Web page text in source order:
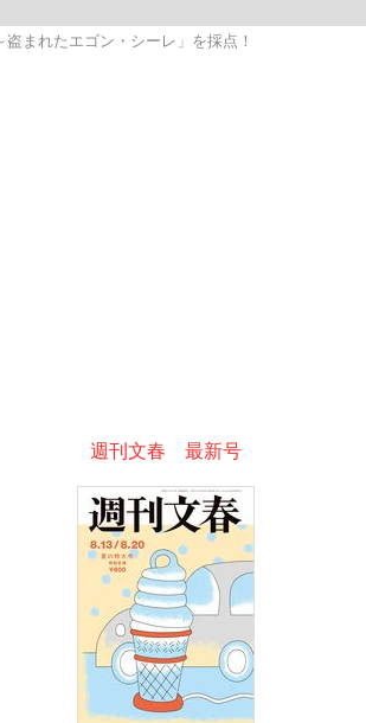
まれたエゴン・シーレ」を採点！
週刊文春 最新号